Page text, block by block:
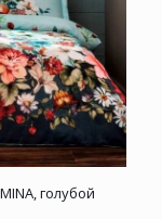
голубой